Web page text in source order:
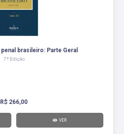
brasileiro: Parte Geral
7ª Edição
R$ 266,00
VER